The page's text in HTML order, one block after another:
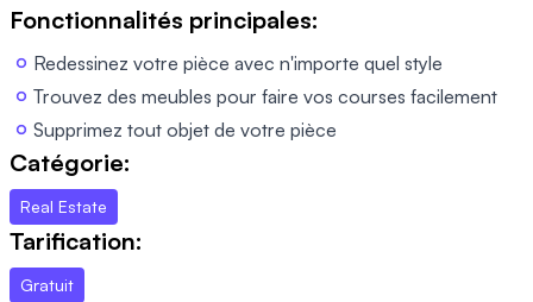
Fonctionnalités principales:
Redessinez votre pièce avec n'importe quel style
Trouvez des meubles pour faire vos courses facilement
Supprimez tout objet de votre pièce
Catégorie:
Real Estate
Tarification:
Gratuit